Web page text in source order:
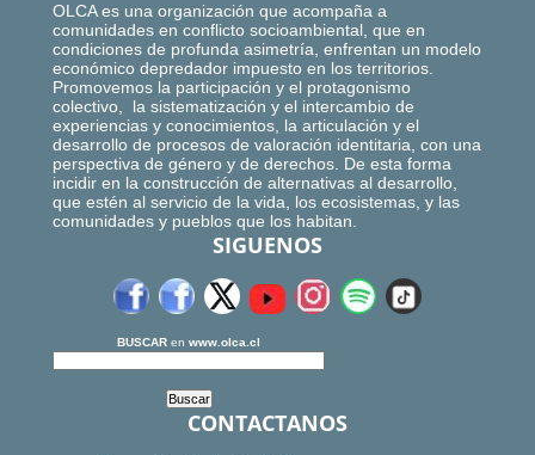
OLCA es una organización que acompaña a
comunidades en conflicto socioambiental, que en
condiciones de profunda asimetría, enfrentan un modelo
económico depredador impuesto en los territorios.
Promovemos la participación y el protagonismo
colectivo, la sistematización y el intercambio de
experiencias y conocimientos, la articulación y el
desarrollo de procesos de valoración identitaria, con una
perspectiva de género y de derechos. De esta forma
incidir en la construcción de alternativas al desarrollo,
que estén al servicio de la vida, los ecosistemas, y las
comunidades y pueblos que los habitan.
SIGUENOS
BUSCAR en www.olca.cl
CONTACTANOS